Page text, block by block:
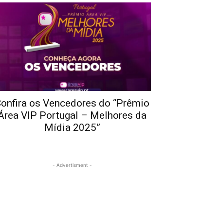
os Vencedores do “Prêmio
VIP Portugal – Melhores da
Mídia 2025”
- Advertisment -